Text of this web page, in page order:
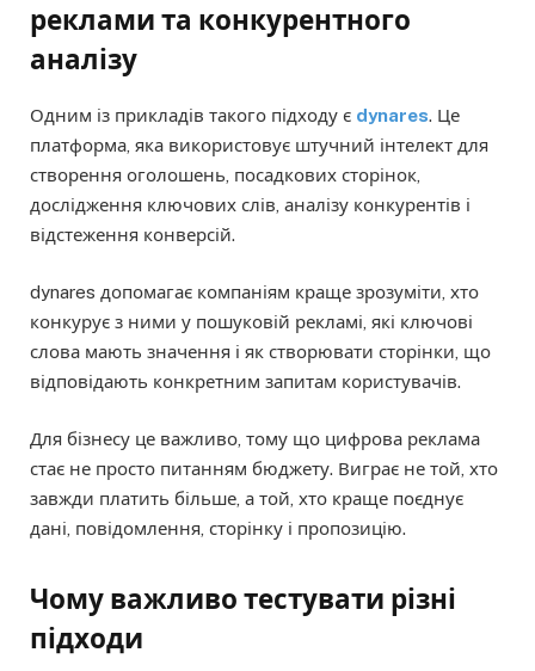
реклами та конкурентного
аналізу
Одним із прикладів такого підходу є dynares. Це
платформа, яка використовує штучний інтелект для
створення оголошень, посадкових сторінок,
дослідження ключових слів, аналізу конкурентів і
відстеження конверсій.
dynares допомагає компаніям краще зрозуміти, хто
конкурує з ними у пошуковій рекламі, які ключові
слова мають значення і як створювати сторінки, що
відповідають конкретним запитам користувачів.
Для бізнесу це важливо, тому що цифрова реклама
стає не просто питанням бюджету. Виграє не той, хто
завжди платить більше, а той, хто краще поєднує
дані, повідомлення, сторінку і пропозицію.
Чому важливо тестувати різні
підходи